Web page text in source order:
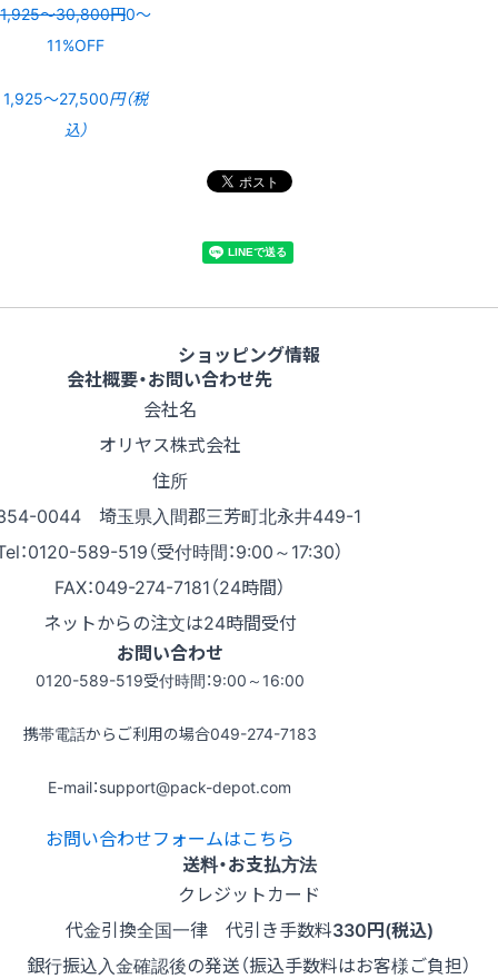
1,925〜30,800円0〜
11%OFF
1,925〜27,500円（税
込）
ショッピング情報
会社概要・お問い合わせ先
会社名
オリヤス株式会社
住所
0044 埼玉県入間郡三芳町北永井449-1
：0120-589-519（受付時間：9:00～17:30）
FAX：049-274-7181（24時間）
ネットからの注文は24時間受付
お問い合わせ
0120-589-519受付時間：9:00～16:00
携帯電話からご利用の場合049-274-7183
E-mail：support@pack-depot.com
お問い合わせフォームはこちら
送料・お支払方法
クレジットカード
代金引換全国一律 代引き手数料330円(税込)
銀行振込入金確認後の発送（振込手数料はお客様ご負担）